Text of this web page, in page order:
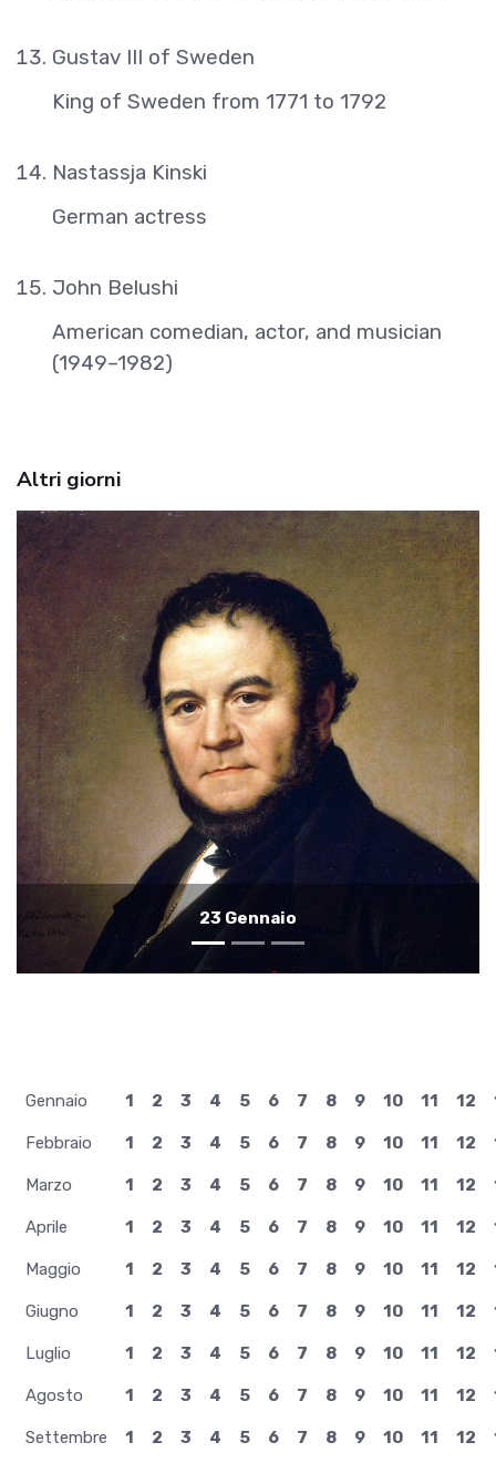
Gustav III of Sweden
King of Sweden from 1771 to 1792
Nastassja Kinski
German actress
John Belushi
American comedian, actor, and musician
(1949–1982)
Altri giorni
22 Gennaio
Gennaio 1 2 3 4 5 6 7 8 9 10 11 12
Febbraio 1 2 3 4 5 6 7 8 9 10 11 12
Marzo 1 2 3 4 5 6 7 8 9 10 11 12
Aprile 1 2 3 4 5 6 7 8 9 10 11 12
Maggio 1 2 3 4 5 6 7 8 9 10 11 12
Giugno 1 2 3 4 5 6 7 8 9 10 11 12
Luglio 1 2 3 4 5 6 7 8 9 10 11 12
Agosto 1 2 3 4 5 6 7 8 9 10 11 12
Settembre 1 2 3 4 5 6 7 8 9 10 11 12